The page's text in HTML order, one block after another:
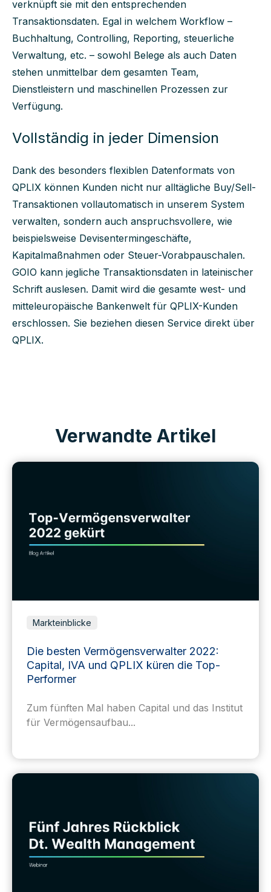
verknüpft sie mit den entsprechenden
Transaktionsdaten. Egal in welchem Workflow –
Buchhaltung, Controlling, Reporting, steuerliche
Verwaltung, etc. – sowohl Belege als auch Daten
stehen unmittelbar dem gesamten Team,
Dienstleistern und maschinellen Prozessen zur
Verfügung.
Vollständig in jeder Dimension
Dank des besonders flexiblen Datenformats von
QPLIX können Kunden nicht nur alltägliche Buy/Sell-
Transaktionen vollautomatisch in unserem System
verwalten, sondern auch anspruchsvollere, wie
beispielsweise Devisentermingeschäfte,
Kapitalmaßnahmen oder Steuer-Vorabpauschalen.
GOIO kann jegliche Transaktionsdaten in lateinischer
Schrift auslesen. Damit wird die gesamte west- und
mitteleuropäische Bankenwelt für QPLIX-Kunden
erschlossen. Sie beziehen diesen Service direkt über
QPLIX.
Verwandte Artikel
Markteinblicke
Die besten Vermögensverwalter 2022:
Capital, IVA und QPLIX küren die Top-
Performer
Zum fünften Mal haben Capital und das Institut
für Vermögensaufbau...